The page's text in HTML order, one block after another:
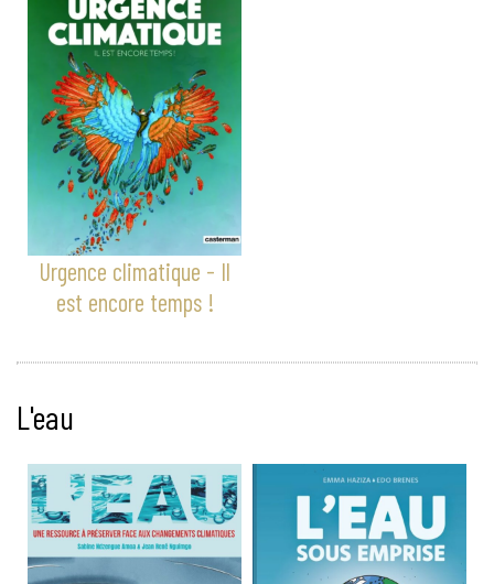
Urgence climatique - Il
est encore temps !
L'eau